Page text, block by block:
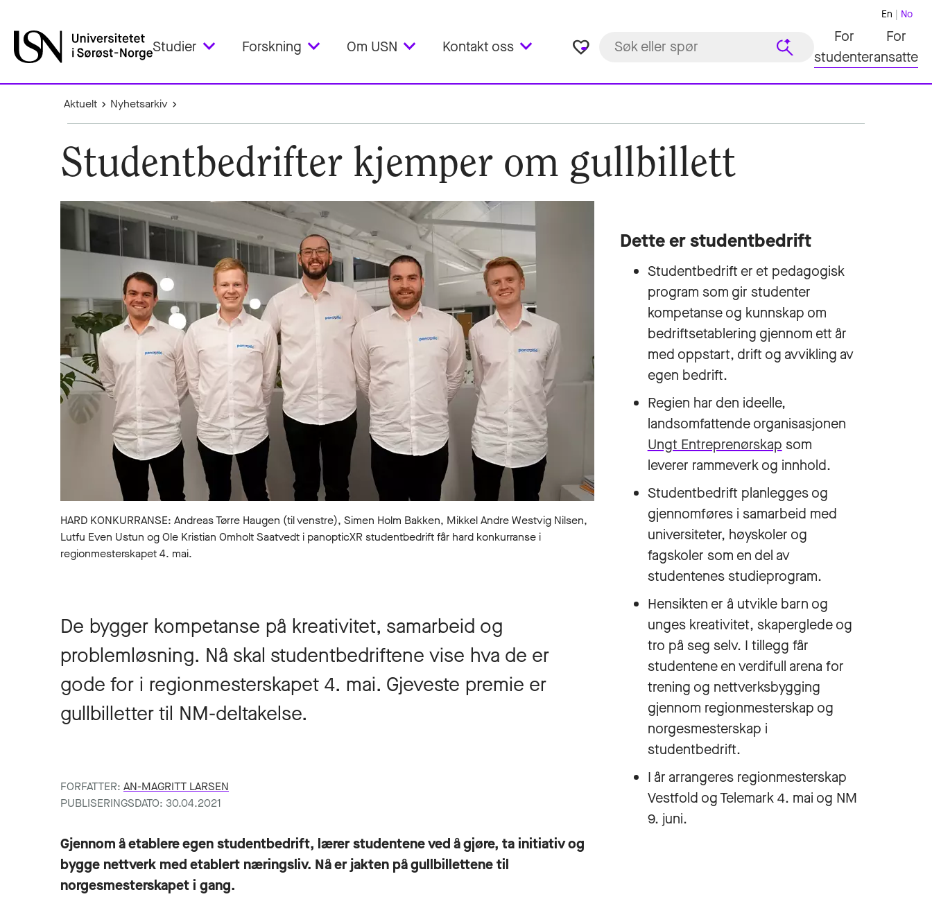
Studier Forskning Om USN Kontakt oss favorite_border
En No
For
studenter
For
ansatte
Aktuelt Nyhetsarkiv
Studentbedrifter kjemper om gullbillett
HARD KONKURRANSE: Andreas Tørre Haugen (til venstre), Simen Holm Bakken, Mikkel Andre Westvig Nilsen,
Lutfu Even Ustun og Ole Kristian Omholt Saatvedt i panopticXR studentbedrift får hard konkurranse i
regionmesterskapet 4. mai.
De bygger kompetanse på kreativitet, samarbeid og
problemløsning. Nå skal studentbedriftene vise hva de er
gode for i regionmesterskapet 4. mai. Gjeveste premie er
gullbilletter til NM-deltakelse.
FORFATTER: AN-MAGRITT LARSEN
PUBLISERINGSDATO: 30.04.2021
Gjennom å etablere egen studentbedrift, lærer studentene ved å gjøre, ta initiativ og
bygge nettverk med etablert næringsliv. Nå er jakten på gullbillettene til
norgesmesterskapet i gang.
Dette er studentbedrift
Studentbedrift er et pedagogisk
program som gir studenter
kompetanse og kunnskap om
bedriftsetablering gjennom ett år
med oppstart, drift og avvikling av
egen bedrift.
Regien har den ideelle,
landsomfattende organisasjonen
Ungt Entreprenørskap som
leverer rammeverk og innhold.
Studentbedrift planlegges og
gjennomføres i samarbeid med
universiteter, høyskoler og
fagskoler som en del av
studentenes studieprogram.
Hensikten er å utvikle barn og
unges kreativitet, skaperglede og
tro på seg selv. I tillegg får
studentene en verdifull arena for
trening og nettverksbygging
gjennom regionmesterskap og
norgesmesterskap i
studentbedrift.
I år arrangeres regionmesterskap
Vestfold og Telemark 4. mai og NM
9. juni.